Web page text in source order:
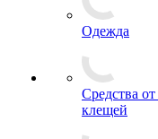
Одежда
Средства
клещей